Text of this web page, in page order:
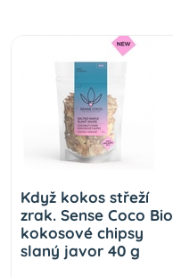
Když kokos střeží
zrak. Sense Coco Bio
kokosové chipsy
slaný javor 40 g